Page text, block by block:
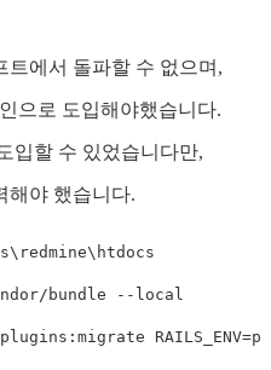
트에서 돌파할 수 없으며,
으로 도입해야했습니다.
입할 수 있었습니다만,
해야 했습니다.
bundle --local